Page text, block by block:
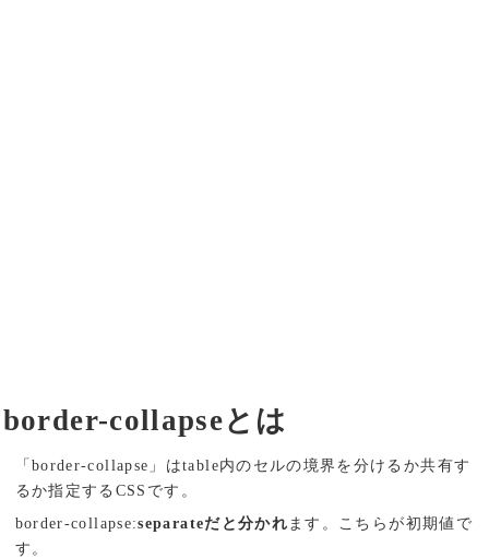
border-collapseとは
「border-collapse」はtable内のセルの境界を分けるか共有す
るか指定するCSSです。
border-collapse:separateだと分かれ ます。こちらが初期値で
す。